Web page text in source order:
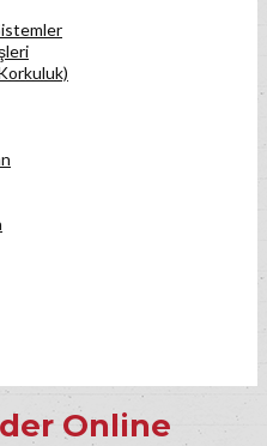
Online